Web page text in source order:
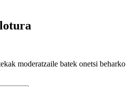
moderatzaile batek onetsi beharko